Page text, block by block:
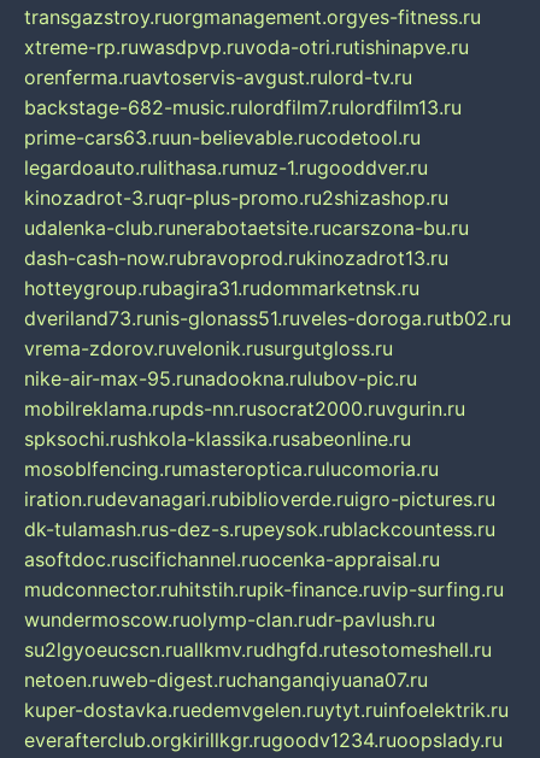
transgazstroy.ruorgmanagement.orgyes-fitness.ru
xtreme-rp.ruwasdpvp.ruvoda-otri.rutishinapve.ru
orenferma.ruavtoservis-avgust.rulord-tv.ru
backstage-682-music.rulordfilm7.rulordfilm13.ru
prime-cars63.ruun-believable.rucodetool.ru
legardoauto.rulithasa.rumuz-1.rugooddver.ru
kinozadrot-3.ruqr-plus-promo.ru2shizashop.ru
udalenka-club.runerabotaetsite.rucarszona-bu.ru
dash-cash-now.rubravoprod.rukinozadrot13.ru
hotteygroup.rubagira31.rudommarketnsk.ru
dveriland73.runis-glonass51.ruveles-doroga.rutb02.ru
vrema-zdorov.ruvelonik.rusurgutgloss.ru
nike-air-max-95.runadookna.rulubov-pic.ru
mobilreklama.rupds-nn.rusocrat2000.ruvgurin.ru
spksochi.rushkola-klassika.rusabeonline.ru
mosoblfencing.rumasteroptica.rulucomoria.ru
iration.rudevanagari.rubiblioverde.ruigro-pictures.ru
dk-tulamash.rus-dez-s.rupeysok.rublackcountess.ru
asoftdoc.ruscifichannel.ruocenka-appraisal.ru
mudconnector.ruhitstih.rupik-finance.ruvip-surfing.ru
wundermoscow.ruolymp-clan.rudr-pavlush.ru
su2lgyoeucscn.ruallkmv.rudhgfd.rutesotomeshell.ru
netoen.ruweb-digest.ruchanganqiyuana07.ru
kuper-dostavka.ruedemvgelen.ruytyt.ruinfoelektrik.ru
everafterclub.orgkirillkgr.rugoodv1234.ruoopslady.ru